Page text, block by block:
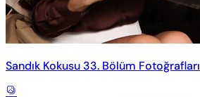
Sandık Kokusu 33. Bölüm Fotoğrafları